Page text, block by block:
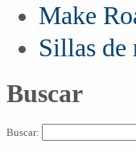
Make
Sillas de
Buscar
Buscar: